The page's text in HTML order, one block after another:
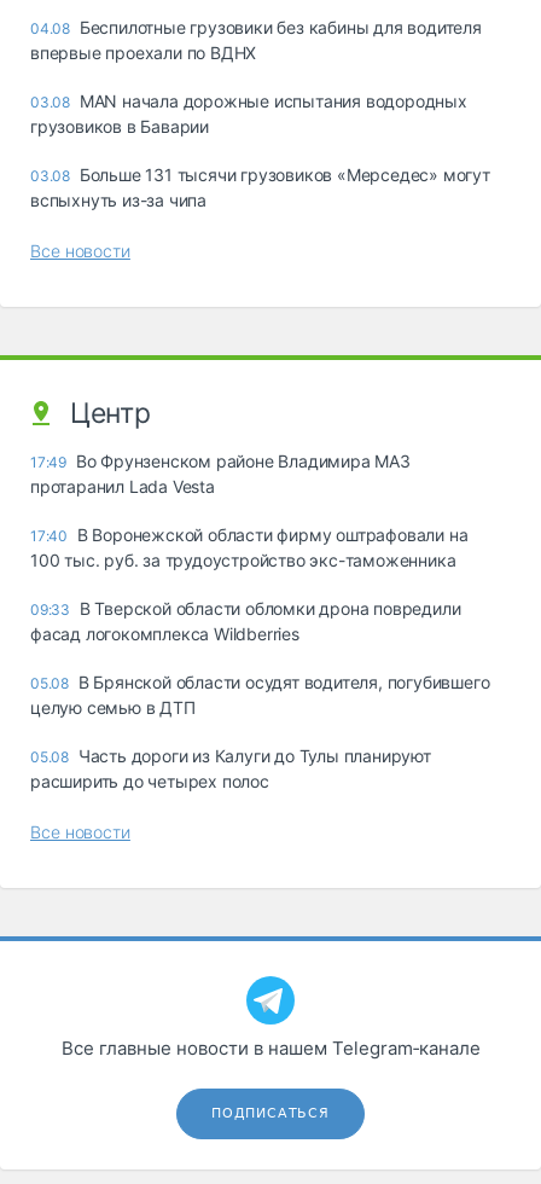
04.08 Беспилотные грузовики без кабины для водителя
впервые проехали по ВДНХ
03.08 MAN начала дорожные испытания водородных
грузовиков в Баварии
03.08 Больше 131 тысячи грузовиков «Мерседес» могут
вспыхнуть из-за чипа
Все новости
Центр
17:49 Во Фрунзенском районе Владимира МАЗ
протаранил Lada Vesta
17:40
В Воронежской области фирму оштрафовали на
100 тыс. руб. за трудоустройство экс-таможенника
09:33
В Тверской области обломки дрона повредили
фасад логокомплекса Wildberries
05.08 В Брянской области осудят водителя, погубившего
целую семью в ДТП
05.08 Часть дороги из Калуги до Тулы планируют
расширить до четырех полос
Все новости
Все главные новости в нашем Telegram‑канале
ПОДПИСАТЬСЯ